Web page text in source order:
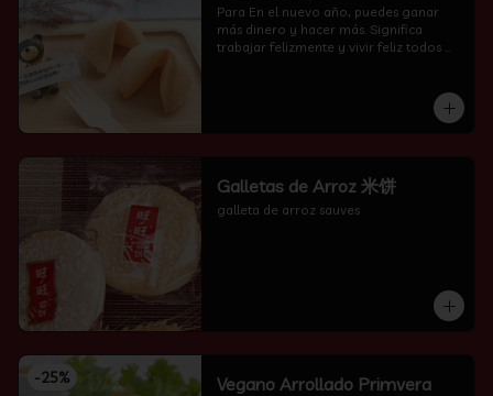
Para En el nuevo año, puedes ganar
más dinero y hacer más. Significa
trabajar felizmente y vivir feliz todos
Galletas de Arroz 米饼
galleta de arroz sauves
-25%
Vegano Arrollado Primvera